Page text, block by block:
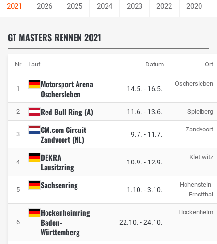
2026 2025 2024 2023 2022 2020
GT MASTERS RENNEN 2021
Nr Lauf Datum Ort
1
Motorsport Arena
Oschersleben
14.5. - 16.5.
Oschersleben
2 Red Bull Ring (A) 11.6. - 13.6. Spielberg
3
CM.com Circuit
Zandvoort (NL)
9.7. - 11.7.
Zandvoort
4
DEKRA
Lausitzring
10.9. - 12.9.
Klettwitz
5 Sachsenring 1.10. -3.10.
Hohenstein-
Ernstthal
6
Hockenheimring
Baden-
Württemberg
22.10. -24.10.
Hockenheim